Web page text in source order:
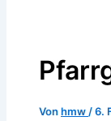
Von hmw /6.